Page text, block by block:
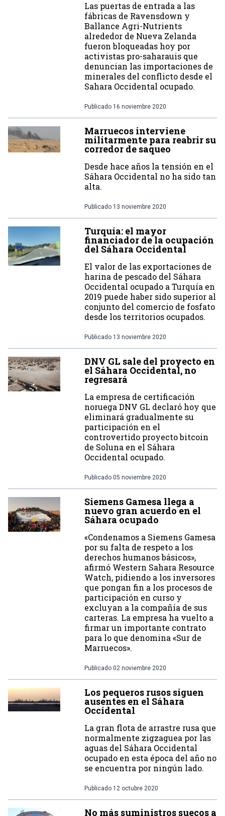
Las puertas de entrada a las
fábricas de Ravensdown y
Ballance Agri-Nutrients
alrededor de Nueva Zelanda
fueron bloqueadas hoy por
activistas pro-saharauis que
denuncian las importaciones de
minerales del conflicto desde el
Sahara Occidental ocupado.
Publicado 16 noviembre 2020
Marruecos interviene
militarmente para reabrir su
corredor de saqueo
Desde hace años la tensión en el
Sáhara Occidental no ha sido tan
alta.
Publicado 13 noviembre 2020
Turquía: el mayor
financiador de la ocupación
del Sáhara Occidental
El valor de las exportaciones de
harina de pescado del Sáhara
Occidental ocupado a Turquía en
2019 puede haber sido superior al
conjunto del comercio de fosfato
desde los territorios ocupados.
Publicado 13 noviembre 2020
DNV GL sale del proyecto en
el Sáhara Occidental, no
regresará
La empresa de certificación
noruega DNV GL declaró hoy que
eliminará gradualmente su
participación en el
controvertido proyecto bitcoin
de Soluna en el Sáhara
Occidental ocupado.
Publicado 05 noviembre 2020
Siemens Gamesa llega a
nuevo gran acuerdo en el
Sáhara ocupado
«Condenamos a Siemens Gamesa
por su falta de respeto a los
derechos humanos básicos»,
afirmó Western Sahara Resource
Watch, pidiendo a los inversores
que pongan fin a los procesos de
participación en curso y
excluyan a la compañía de sus
carteras. La empresa ha vuelto a
firmar un importante contrato
para lo que denomina «Sur de
Marruecos».
Publicado 02 noviembre 2020
Los pequeros rusos siguen
ausentes en el Sáhara
Occidental
La gran flota de arrastre rusa que
normalmente zigzaguea por las
aguas del Sáhara Occidental
ocupado en esta época del año no
se encuentra por ningún lado.
Publicado 12 octubre 2020
No más suministros suecos a